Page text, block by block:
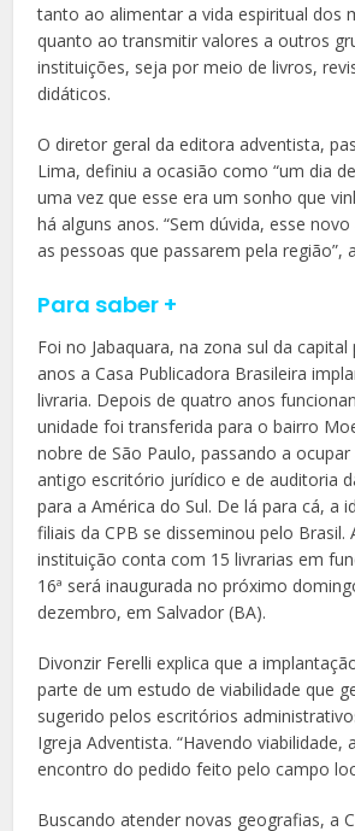
tanto ao alimentar a vida espiritual dos
quanto ao transmitir valores a outros
instituições, seja por meio de livros,
didáticos.
O diretor geral da editora adventista,
Lima, definiu a ocasião como “um dia
uma vez que esse era um sonho que
há alguns anos. “Sem dúvida, esse
as pessoas que passarem pela região”,
Para saber +
Foi no Jabaquara, na zona sul da
anos a Casa Publicadora Brasileira
livraria. Depois de quatro anos
unidade foi transferida para o bairro
nobre de São Paulo, passando a
antigo escritório jurídico e de auditoria
para a América do Sul. De lá para cá, a
filiais da CPB se disseminou pelo Brasil.
instituição conta com 15 livrarias em
16ª será inaugurada no próximo
dezembro, em Salvador (BA).
Divonzir Ferelli explica que a
parte de um estudo de viabilidade que
sugerido pelos escritórios
Igreja Adventista. “Havendo viabilidade,
encontro do pedido feito pelo campo
Buscando atender novas geografias, a